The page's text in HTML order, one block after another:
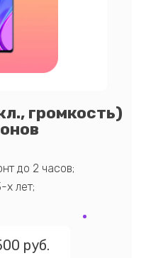
громкость)
до 2 часов;
х лет;
руб.